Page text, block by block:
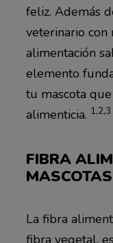
feliz. Además
veterinario
alimentación
elemento
tu mascota
alimenticia. 1,2,3
FIBRA
MASCOTAS
La fibra